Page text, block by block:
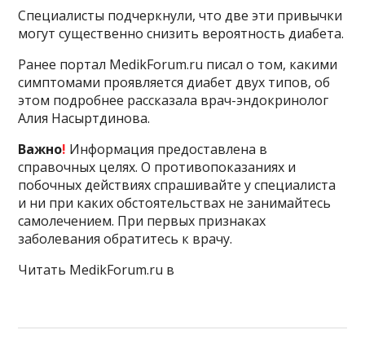
Специалисты подчеркнули, что две эти привычки
могут существенно снизить вероятность диабета.
Ранее портал MedikForum.ru писал о том, какими
симптомами проявляется диабет двух типов, об
этом подробнее рассказала врач-эндокринолог
Алия Насыртдинова.
Важно! Информация предоставлена в
справочных целях. О противопоказаниях и
побочных действиях спрашивайте у специалиста
и ни при каких обстоятельствах не занимайтесь
самолечением. При первых признаках
заболевания обратитесь к врачу.
Читать MedikForum.ru в